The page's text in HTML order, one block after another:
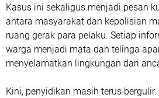
Kasus ini sekaligus menjadi pesan
antara masyarakat dan kepolisian
ruang gerak para pelaku. Setiap
warga menjadi mata dan telinga
menyelamatkan lingkungan dari
Kini, penyidikan masih terus